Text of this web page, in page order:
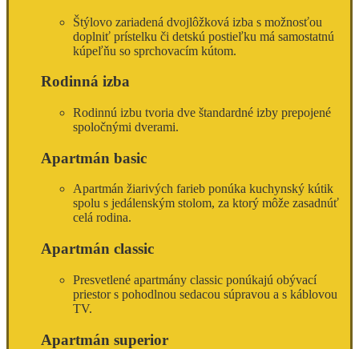
Štýlovo zariadená dvojlôžková izba s možnosťou
doplniť prístelku či detskú postieľku má samostatnú
kúpeľňu so sprchovacím kútom.
Rodinná izba
Rodinnú izbu tvoria dve štandardné izby prepojené
spoločnými dverami.
Apartmán basic
Apartmán žiarivých farieb ponúka kuchynský kútik
spolu s jedálenským stolom, za ktorý môže zasadnúť
celá rodina.
Apartmán classic
Presvetlené apartmány classic ponúkajú obývací
priestor s pohodlnou sedacou súpravou a s káblovou
TV.
Apartmán superior